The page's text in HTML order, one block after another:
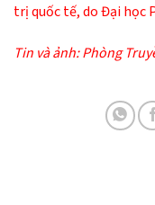
trị quốc tế, do Đại học
Tin và ảnh: Phòng